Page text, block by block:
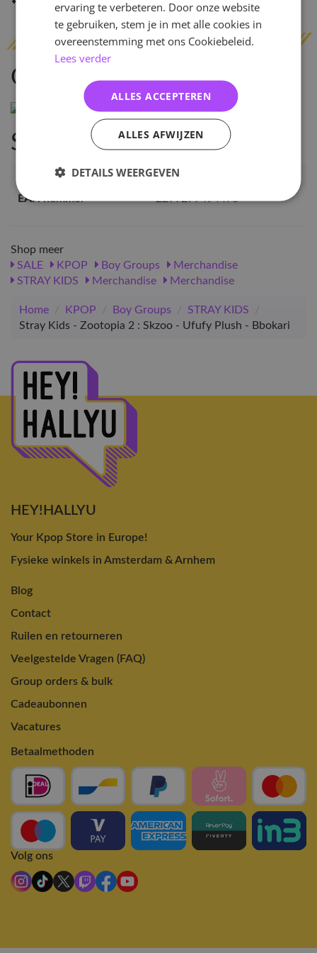
Omschrijving
Specificaties
Artikelnummer
SKZ-ZT-UFPL-BA
EAN nummer
2299279494476
Shop meer
SALE
KPOP Boy Groups
Merchandise
STRAY KIDS
Merchandise Merchandise
Home / KPOP / Boy Groups / STRAY KIDS
/
Stray Kids - Zootopia 2 : Skzoo - Ufufy Plush - Bbokari
HEY!HALLYU
Your Kpop Store in Europe!
Fysieke winkels in Amsterdam & Arnhem
Blog
Contact
Ruilen en retourneren
Veelgestelde Vragen (FAQ)
Group orders & bulk
Cadeaubonnen
Vacatures
Betaalmethoden
Volg ons
ervaring te verbeteren. Door onze website
te gebruiken, stem je in met alle cookies in
overeenstemming met ons Cookiebeleid.
Lees verder
ALLES ACCEPTEREN
ALLES AFWIJZEN
DETAILS WEERGEVEN